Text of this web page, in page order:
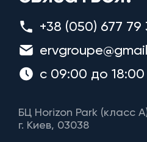
+38 (050) 677 79
с 09:00 до 18:00
БЦ Horizon Park (класс
г. Киев, 03038